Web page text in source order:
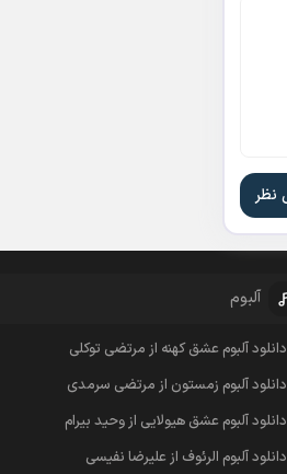
آلبوم
دانلود آلبوم عشق کهنه از مرتضی توکلی
دانلود آلبوم زمستون از مرتضی سرمدی
دانلود آلبوم عشق هیولایی از وحید بیرام
دانلود آلبوم الرئوف از علیرضا نفیسی